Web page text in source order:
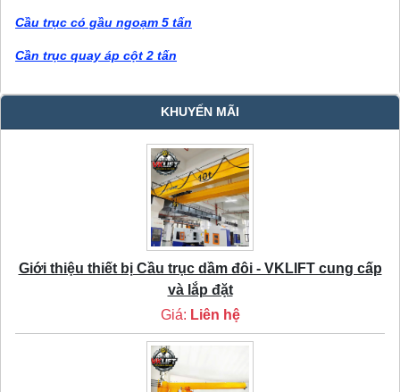
Cầu trục có gầu ngoạm 5 tấn
Cần trục quay áp cột 2 tấn
KHUYẾN MÃI
Giới thiệu thiết bị Cầu trục dầm đôi - VKLIFT cung cấp
và lắp đặt
Giá: Liên hệ